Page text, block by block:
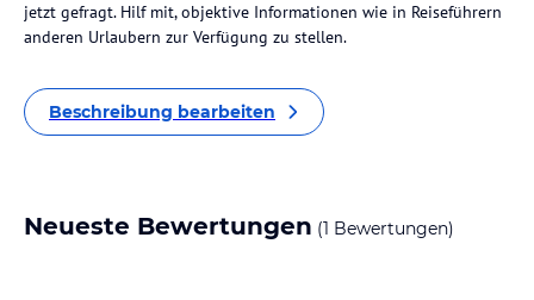
jetzt gefragt. Hilf mit, objektive Informationen wie in Reiseführern
anderen Urlaubern zur Verfügung zu stellen.
Beschreibung bearbeiten
Neueste Bewertungen (1 Bewertungen)